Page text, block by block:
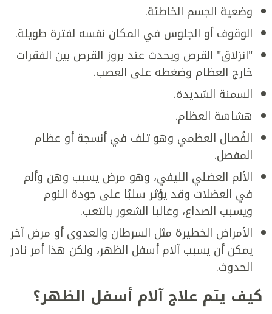
وضعية الجسم الخاطئة.
الوقوف أو الجلوس في المكان نفسه لفترة طويلة.
"انزلاق" القرص ويحدث عند بروز القرص بين الفقرات
خارج العظام وضغطه على العصب.
السمنة الشديدة.
هشاشة العظام.
الفُصال العظمي وهو تلف في أنسجة أو عظام
المفصل.
الألم العضلي الليفي، وهو مرض يسبب وهن وألم
في العضلات وقد يؤثر سلبًا على جودة النوم
ويسبب الصداع، وغالبا الشعور بالتعب.
الأمراض الخطيرة مثل السرطان والعدوى أو مرض آخر
يمكن أن يسبب آلام أسفل الظهر، ولكن هذا أمر نادر
الحدوث.
كيف يتم علاج آلام أسفل الظهر؟